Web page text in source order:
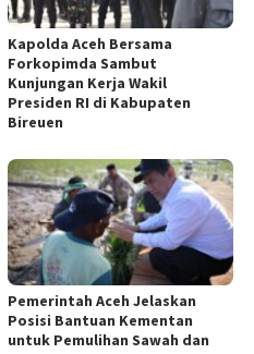
Kapolda Aceh Bersama
Forkopimda Sambut
Kunjungan Kerja Wakil
Presiden RI di Kabupaten
Bireuen
Pemerintah Aceh Jelaskan
Posisi Bantuan Kementan
untuk Pemulihan Sawah dan